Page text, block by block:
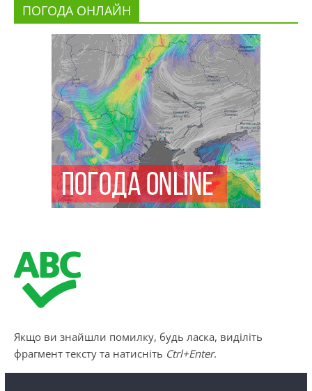
ПОГОДА ОНЛАЙН
Якщо ви знайшли помилку, будь ласка, виділіть
фрагмент тексту та натисніть Ctrl+Enter.